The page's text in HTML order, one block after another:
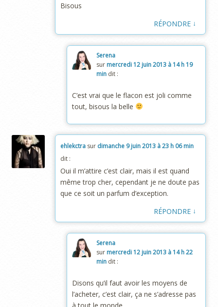
Bisous
RÉPONDRE ↓
Serena
sur mercredi 12 juin 2013 à 14 h 19
min dit :
C’est vrai que le flacon est joli comme
tout, bisous la belle
ehlekctra sur dimanche 9 juin 2013 à 23 h 06 min
dit :
Oui il m’attire c’est clair, mais il est quand
même trop cher, cependant je ne doute pas
que ce soit un parfum d’exception.
RÉPONDRE ↓
Serena
sur mercredi 12 juin 2013 à 14 h 22
min dit :
Disons qu’il faut avoir les moyens de
l’acheter, c’est clair, ça ne s’adresse pas